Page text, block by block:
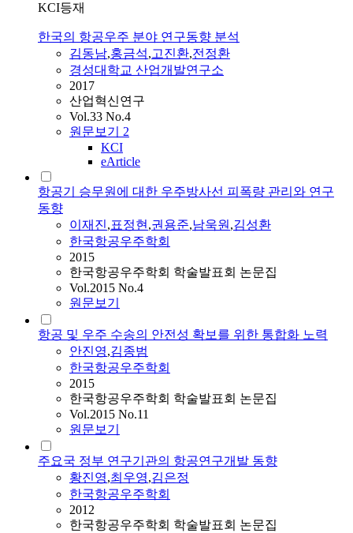
KCI등재
한국의 항공우주 분야 연구동향 분석
김동남,홍금석,고진환,전정환
경성대학교 산업개발연구소
2017
산업혁신연구
Vol.33 No.4
원문보기 2
KCI
eArticle
항공기 승무원에 대한 우주방사선 피폭량 관리와 연구
동향
이재진,표정현,권용준,남욱원,김성환
한국항공우주학회
2015
한국항공우주학회 학술발표회 논문집
Vol.2015 No.4
원문보기
항공 및 우주 수송의 안전성 확보를 위한 통합화 노력
안진영,김종범
한국항공우주학회
2015
한국항공우주학회 학술발표회 논문집
Vol.2015 No.11
원문보기
주요국 정부 연구기관의 항공연구개발 동향
황진영,최우영,김은정
한국항공우주학회
2012
한국항공우주학회 학술발표회 논문집